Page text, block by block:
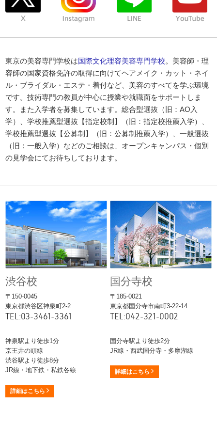
東京の美容専門学校は国際文化理容美容専門学校。美容師・理
容師の国家資格免許の取得に向けてヘアメイク・カット・ネイ
ル・ブライダル・エステ・着付など、美容のすべてを学ぶ環境
です。技術専門の教員が中心に授業や就職面をサポートしま
す。また入学者を募集しています。総合型選抜（旧：AO入
学）、学校推薦型選抜【指定校制】（旧：指定校推薦入学）、
学校推薦型選抜【公募制】（旧：公募制推薦入学）、一般選抜
（旧：一般入学）などのご相談は、オープンキャンパス・個別
の見学会にてお待ちしております。
渋谷校
〒150-0045
東京都渋谷区神泉町2-2
TEL:03-3461-3361
神泉駅より徒歩1分
京王井の頭線
渋谷駅より徒歩8分
JR線・地下鉄・私鉄各線
詳細はこちら
国分寺校
〒185-0021
東京都国分寺市南町3-22-14
TEL:042-321-0002
国分寺駅より徒歩2分
JR線・西武国分寺・多摩湖線
詳細はこちら